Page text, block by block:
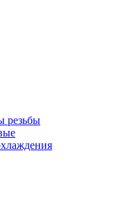
резьбы